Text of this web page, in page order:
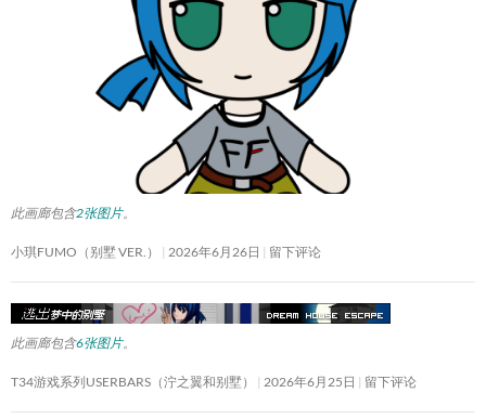
此画廊包含2张图片。
小琪FUMO（别墅 VER.） 2026年6月26日 留下评论
此画廊包含6张图片。
T34游戏系列USERBARS（泞之翼和别墅） 2026年6月25日 留下评论